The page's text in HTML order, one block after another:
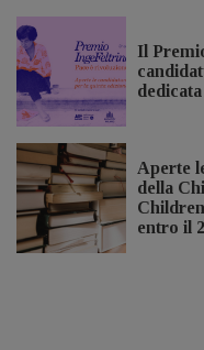
Il
Aperte
della
entro il